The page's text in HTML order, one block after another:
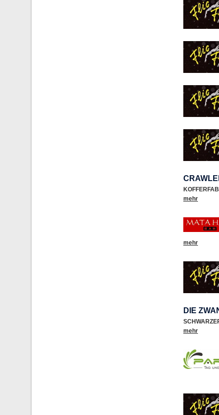
mehr
mehr
DIE
mehr